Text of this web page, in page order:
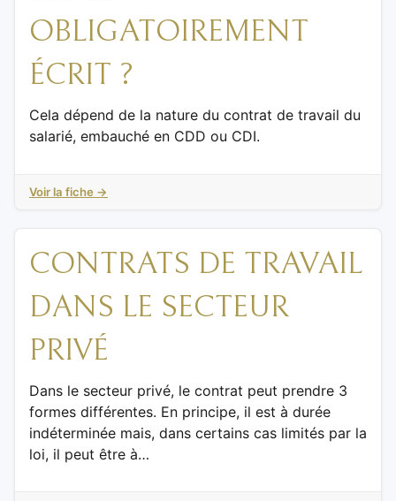
OBLIGATOIREMENT
ÉCRIT ?
Cela dépend de la nature du contrat de travail du
salarié, embauché en CDD ou CDI.
Voir la fiche →
CONTRATS DE TRAVAIL
DANS LE SECTEUR
PRIVÉ
Dans le secteur privé, le contrat peut prendre 3
formes différentes. En principe, il est à durée
indéterminée mais, dans certains cas limités par la
loi, il peut être à…